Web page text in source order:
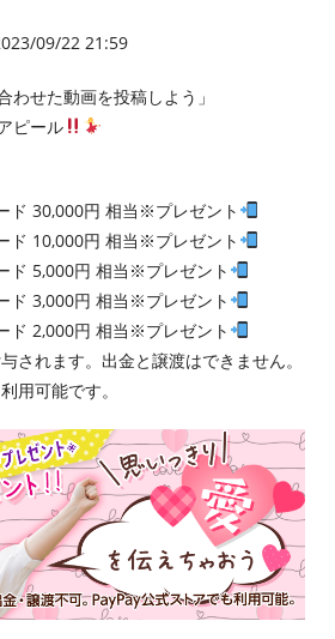
09/22 21:59
わせた動画を投稿しよう」
ピール
ド 30,000円 相当※プレゼント
ド 10,000円 相当※プレゼント
ド 5,000円 相当※プレゼント
ド 3,000円 相当※プレゼント
ド 2,000円 相当※プレゼント
されます。出金と譲渡はできません。
用可能です。